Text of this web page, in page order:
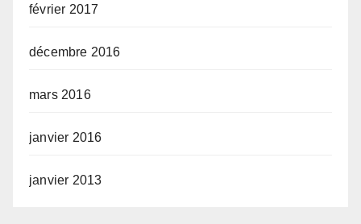
février 2017
décembre 2016
mars 2016
janvier 2016
janvier 2013